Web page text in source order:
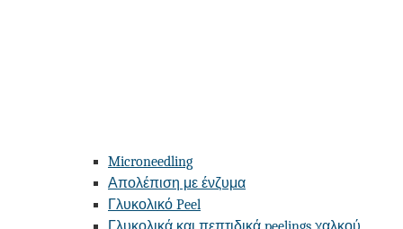
Microneedling
Απολέπιση με ένζυμα
Γλυκολικό Peel